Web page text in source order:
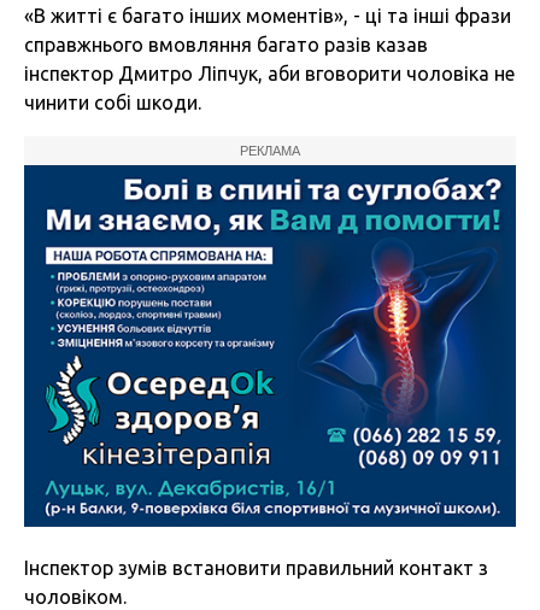
«В житті є багато інших моментів», - ці та інші фрази
справжнього вмовляння багато разів казав
інспектор Дмитро Ліпчук, аби вговорити чоловіка не
чинити собі шкоди.
РЕКЛАМА
Інспектор зумів встановити правильний контакт з
чоловіком.